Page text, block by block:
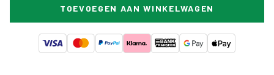
TOEVOEGEN AAN WINKELWAGEN